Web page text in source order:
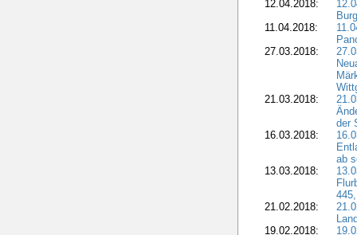
12.04.2018:
11.04.2018:
27.03.2018:
21.03.2018:
der
16.03.2018:
ab
13.03.2018:
21.02.2018:
19.02.2018: